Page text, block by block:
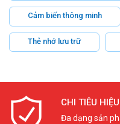
Cảm biến thông minh
Thẻ nhớ lưu trữ
CHI TIÊU
Đa dạng sản